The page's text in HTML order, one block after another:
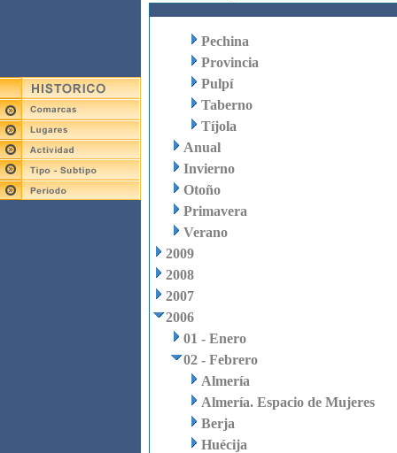
Pechina
Provincia
Pulpí
Taberno
Tíjola
Anual
Invierno
Otoño
Primavera
Verano
2009
2008
2007
2006
01 - Enero
02 - Febrero
Almería
Almería. Espacio de Mujeres
Berja
Huécija